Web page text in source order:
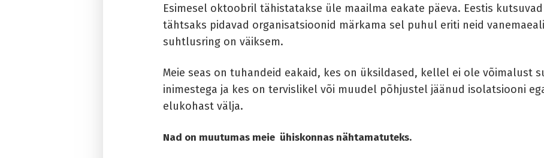
Esimesel oktoobril tähistatakse üle maailma eakate päeva. Eestis
tähtsaks pidavad organisatsioonid märkama sel puhul eriti neid
suhtlusring on väiksem.
Meie seas on tuhandeid eakaid, kes on üksildased, kellel ei ole võimalust
inimestega ja kes on tervislikel või muudel põhjustel jäänud isolatsiooni
elukohast välja.
Nad on muutumas meie ühiskonnas nähtamatuteks.